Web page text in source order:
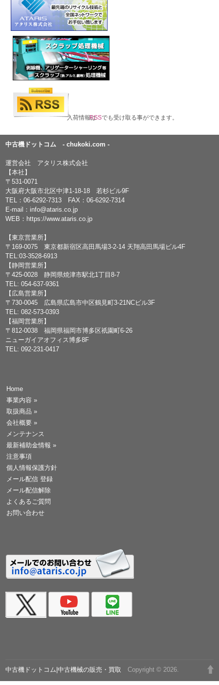
入荷情報はRSSでも受け取る事ができます。
中古機ドットコム - chukoki.com -
運営会社 アタリス株式会社
【本社】
〒531-0071
大阪府大阪市北区中津1-18-18 若杉ビル9F
TEL：06-6292-7313 FAX：06-6292-7314
E-mail： info@ataris.co.jp
WEB： https://www.ataris.co.jp
【東京営業所】
〒169-0075 東京都新宿区高田馬場3-2-14 天翔高田馬場ビル4F
TEL:03-3528-6913
【静岡営業所】
〒425-0028 静岡県焼津市駅北1丁目8-7
TEL: 054-637-9361
【広島営業所】
〒730-0045 広島県広島市中区鶴見町3-21NCビル3F
TEL: 082-573-0393
【福岡営業所】
〒812-0038 福岡県福岡市博多区祇園町6-26
ニューガイアオフィス博多8F
TEL: 092-231-0417
Home
事業内容 »
取扱商品 »
会社概要 »
メンテナンス
最新補助金情報 »
注意事項
個人情報保護方針
メール配信 登録
メール配信解除
よくあるご質問
お問い合わせ
中古機ドットコム|中古機械の販売・買取 Copyright © 2026.